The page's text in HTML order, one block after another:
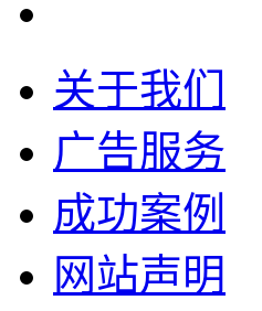
关于我们
广告服务
成功案例
网站声明